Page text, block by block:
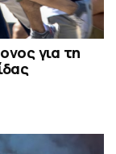
για τη